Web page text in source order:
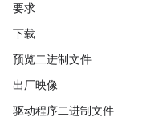
要求
下载
预览二进制文件
出厂映像
驱动程序二进制文件